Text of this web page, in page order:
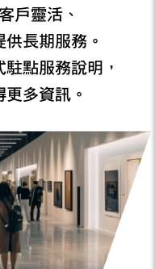
戶靈活、
長期服務。
點服務說明，
多資訊。